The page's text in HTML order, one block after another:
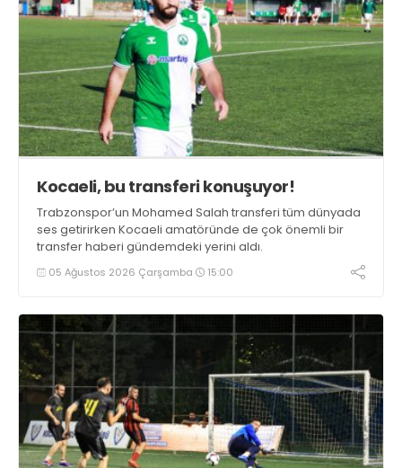
Kocaeli, bu transferi konuşuyor!
Trabzonspor’un Mohamed Salah transferi tüm dünyada
ses getirirken Kocaeli amatöründe de çok önemli bir
transfer haberi gündemdeki yerini aldı.
05 Ağustos 2026 Çarşamba 15:00